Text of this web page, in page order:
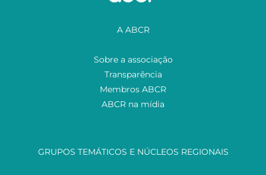
A ABCR
Sobre a associação
Transparência
Membros ABCR
ABCR na mídia
GRUPOS TEMÁTICOS E NÚCLEOS REGIONAIS